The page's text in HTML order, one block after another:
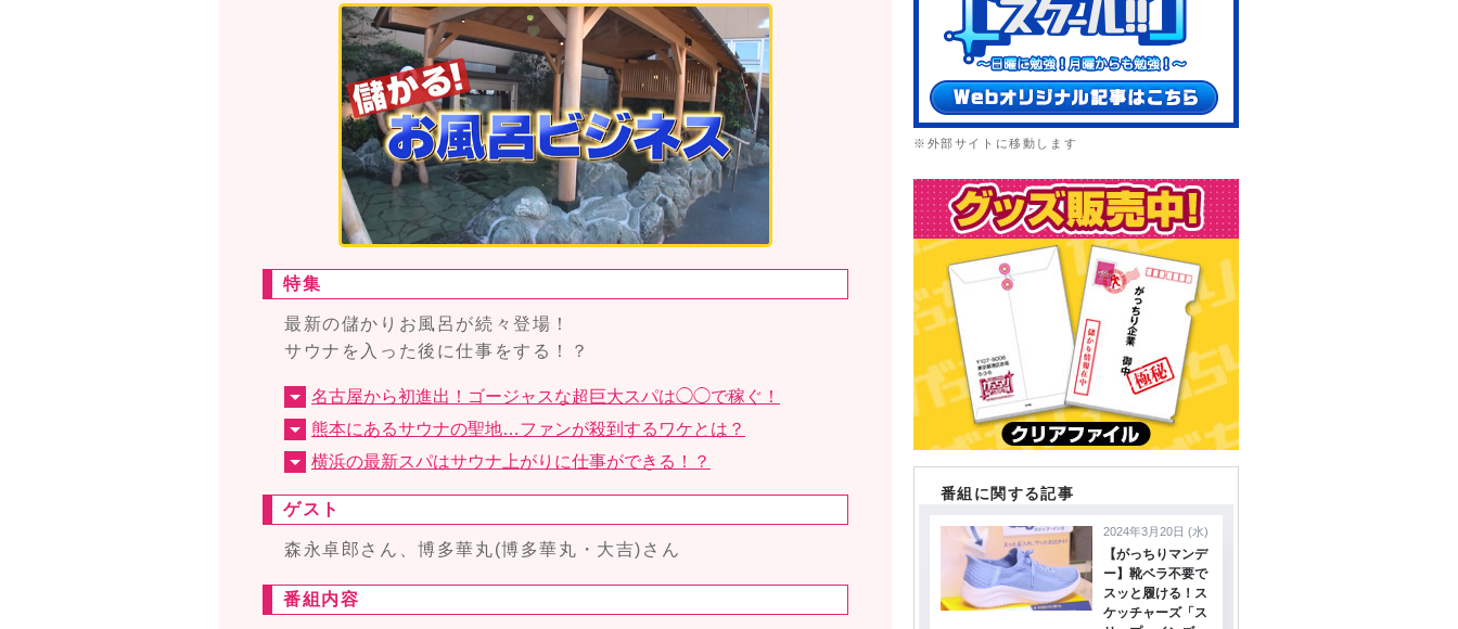
特集
最新の儲かりお風呂が続々登場！
サウナを入った後に仕事をする！？
名古屋から初進出！ゴージャスな超巨大スパは◯◯で稼ぐ！
熊本にあるサウナの聖地…ファンが殺到するワケとは？
横浜の最新スパはサウナ上がりに仕事ができる！？
ゲスト
森永卓郎さん、博多華丸(博多華丸・大吉)さん
番組内容
※外部サイトに移動します
番組に関する記事